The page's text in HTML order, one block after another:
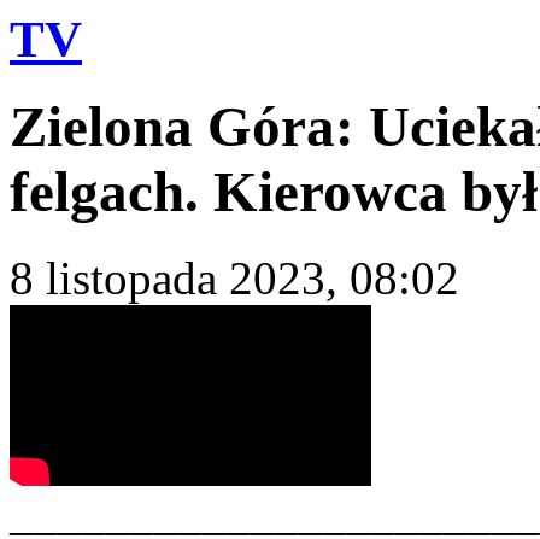
TV
Zielona Góra:
felgach. Kierowca
8 listopada 2023, 08:02